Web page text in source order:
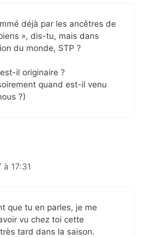
déjà par les ancêtres de
», dis-tu, mais dans
du monde, STP ?
est-il originaire ?
quand est-il venu
?)
17:31
que tu en parles, je me
vu chez toi cette
tard dans la saison.